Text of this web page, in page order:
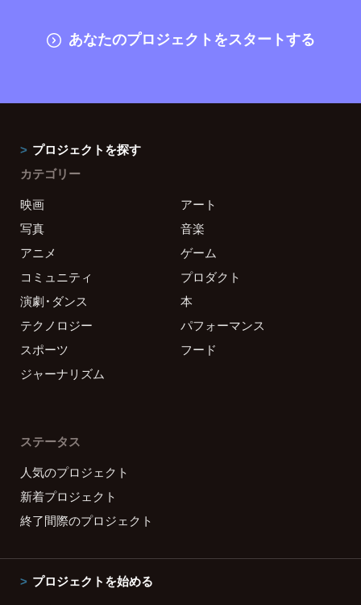
あなたのプロジェクトをスタートする
プロジェクトを探す
カテゴリー
映画
アート
写真
音楽
アニメ
ゲーム
コミュニティ
プロダクト
演劇・ダンス
本
テクノロジー
パフォーマンス
スポーツ
フード
ジャーナリズム
ステータス
人気のプロジェクト
新着プロジェクト
終了間際のプロジェクト
プロジェクトを始める